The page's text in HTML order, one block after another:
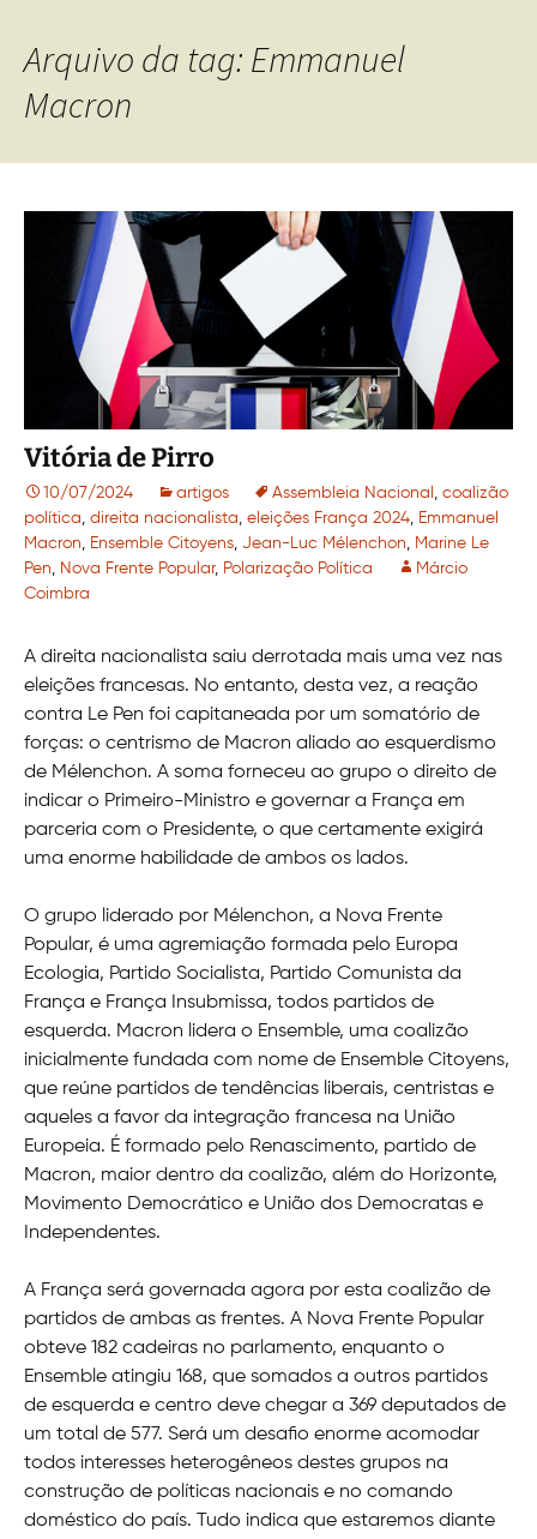
Arquivo da tag: Emmanuel
Macron
Vitória de Pirro
10/07/2024 artigos Assembleia Nacional , coalizão
política, direita nacionalista, eleições França 2024, Emmanuel
Macron, Ensemble Citoyens, Jean-Luc Mélenchon, Marine Le
Pen, Nova Frente Popular, Polarização Política
Márcio
Coimbra
A direita nacionalista saiu derrotada mais uma vez nas
eleições francesas. No entanto, desta vez, a reação
contra Le Pen foi capitaneada por um somatório de
forças: o centrismo de Macron aliado ao esquerdismo
de Mélenchon. A soma forneceu ao grupo o direito de
indicar o Primeiro-Ministro e governar a França em
parceria com o Presidente, o que certamente exigirá
uma enorme habilidade de ambos os lados.
O grupo liderado por Mélenchon, a Nova Frente
Popular, é uma agremiação formada pelo Europa
Ecologia, Partido Socialista, Partido Comunista da
França e França Insubmissa, todos partidos de
esquerda. Macron lidera o Ensemble, uma coalizão
inicialmente fundada com nome de Ensemble Citoyens,
que reúne partidos de tendências liberais, centristas e
aqueles a favor da integração francesa na União
Europeia. É formado pelo Renascimento, partido de
Macron, maior dentro da coalizão, além do Horizonte,
Movimento Democrático e União dos Democratas e
Independentes.
A França será governada agora por esta coalizão de
partidos de ambas as frentes. A Nova Frente Popular
obteve 182 cadeiras no parlamento, enquanto o
Ensemble atingiu 168, que somados a outros partidos
de esquerda e centro deve chegar a 369 deputados de
um total de 577. Será um desafio enorme acomodar
todos interesses heterogêneos destes grupos na
construção de políticas nacionais e no comando
doméstico do país. Tudo indica que estaremos diante